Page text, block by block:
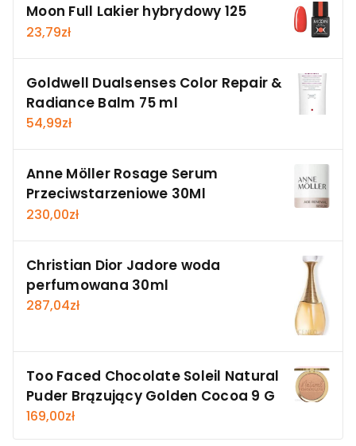
Moon Full Lakier hybrydowy 125
23,79zł
Goldwell Dualsenses Color Repair &
Radiance Balm 75 ml
54,99zł
Anne Möller Rosage Serum
Przeciwstarzeniowe 30Ml
230,00zł
Christian Dior Jadore woda
perfumowana 30ml
287,04zł
Too Faced Chocolate Soleil Natural
Puder Brązujący Golden Cocoa 9 G
169,00zł